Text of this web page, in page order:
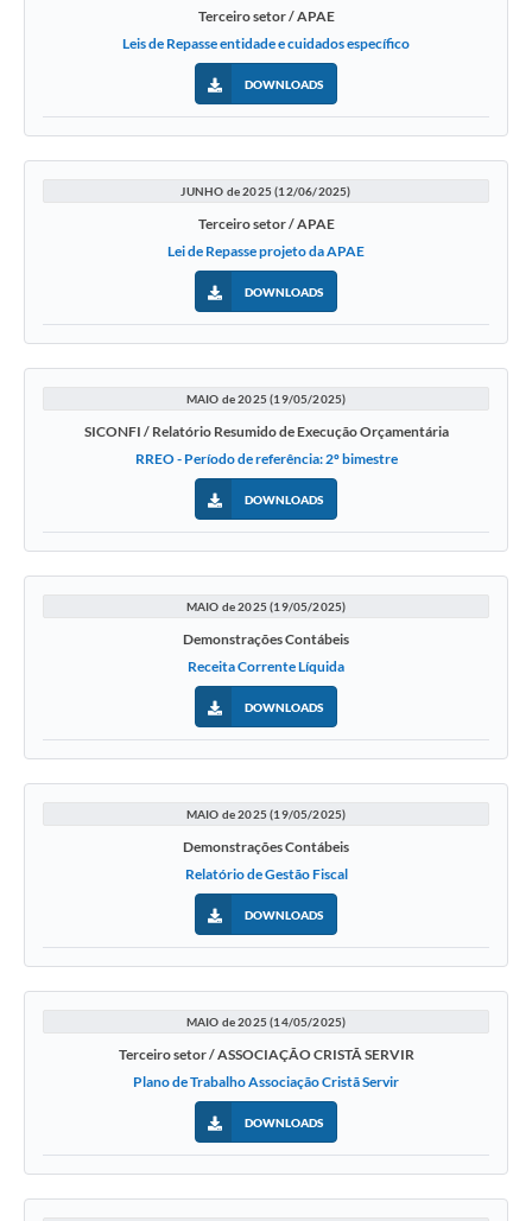
Terceiro setor / APAE
Leis de Repasse entidade e cuidados específico
DOWNLOADS
JUNHO de 2025 (12/06/2025)
Terceiro setor / APAE
Lei de Repasse projeto da APAE
DOWNLOADS
MAIO de 2025 (19/05/2025)
SICONFI / Relatório Resumido de Execução Orçamentária
RREO - Período de referência: 2º bimestre
DOWNLOADS
MAIO de 2025 (19/05/2025)
Demonstrações Contábeis
Receita Corrente Líquida
DOWNLOADS
MAIO de 2025 (19/05/2025)
Demonstrações Contábeis
Relatório de Gestão Fiscal
DOWNLOADS
MAIO de 2025 (14/05/2025)
Terceiro setor / ASSOCIAÇÃO CRISTÃ SERVIR
Plano de Trabalho Associação Cristã Servir
DOWNLOADS